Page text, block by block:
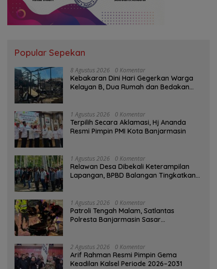
Popular Sepekan
8 Agustus 2026 0 Komentar
Kebakaran Dini Hari Gegerkan Warga
Kelayan B, Dua Rumah dan Bedakan
1 Agustus 2026 0 Komentar
‎Terpilih Secara Aklamasi, Hj Ananda
Resmi Pimpin PMI Kota Banjarmasin
1 Agustus 2026 0 Komentar
Relawan Desa Dibekali Keterampilan
Lapangan, BPBD Balangan Tingkatkan
1 Agustus 2026 0 Komentar
Patroli Tengah Malam, Satlantas
Polresta Banjarmasin Sasar
2 Agustus 2026 0 Komentar
Arif Rahman Resmi Pimpin Gema
Keadilan Kalsel Periode 2026–2031